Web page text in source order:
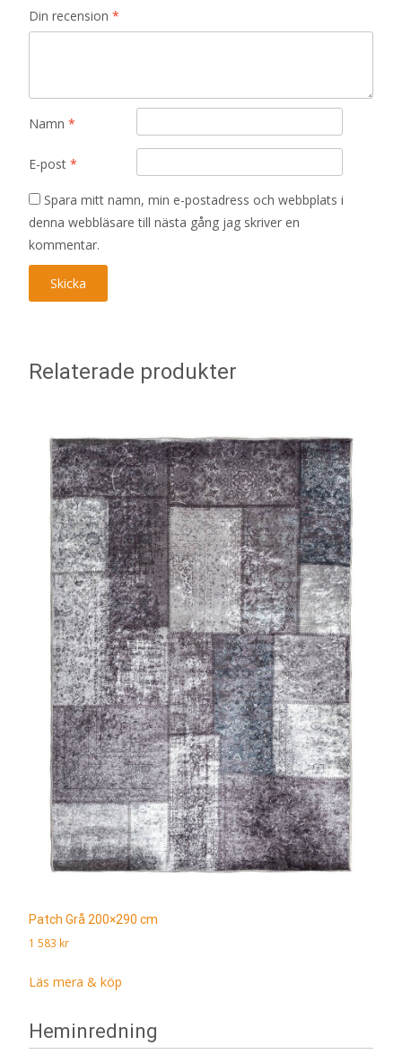
Din recension *
Namn *
E-post *
Spara mitt namn, min e-postadress och webbplats i
denna webbläsare till nästa gång jag skriver en
kommentar.
Relaterade produkter
Patch Grå 200×290 cm
1 583 kr
Läs mera & köp
Heminredning